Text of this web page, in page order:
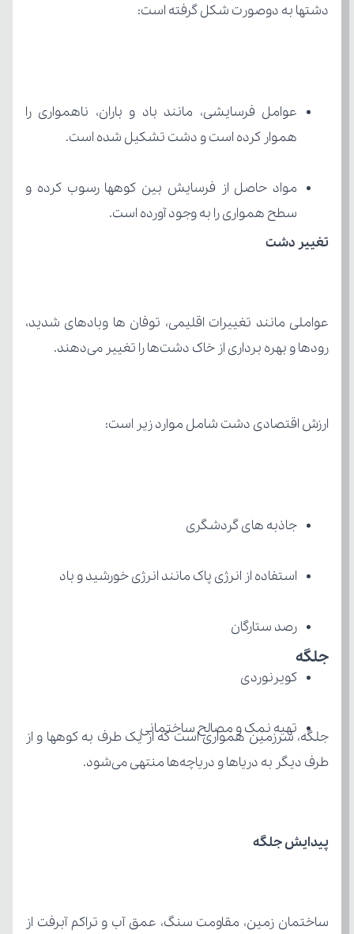
دشت­ها به دوصورت شکل گرفته است:
هموار کرده است و دشت تشکیل شده است.
سطح همواری را به وجود آورده است.
تغییر دشت­
رودها و بهره برداری از خاک دشت‌ها را تغییر می‌دهند.
ارزش اقتصادی دشت شامل موارد زیر است:
جاذبه های گردشگری
استفاده از انرژی پاک مانند انرژی خورشید و باد
رصد ستارگان
کویرنوردی
تهیه نمک و مصالح ساختمانی
جلگه
طرف دیگر به دریاها و دریاچه­‌ها منتهی می‌­شود.
پیدایش جلگه